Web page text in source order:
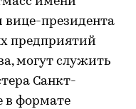
вице-президента
предприятий
могут служить
Санкт-
в формате